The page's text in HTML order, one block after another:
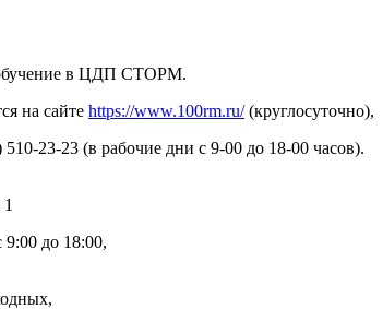
в ЦДП СТОРМ.
на сайте https://www.100rm.ru/(круглосуточно),
23-23 (в рабочие дни с 9-00 до 18-00 часов).
9:00 до 18:00,